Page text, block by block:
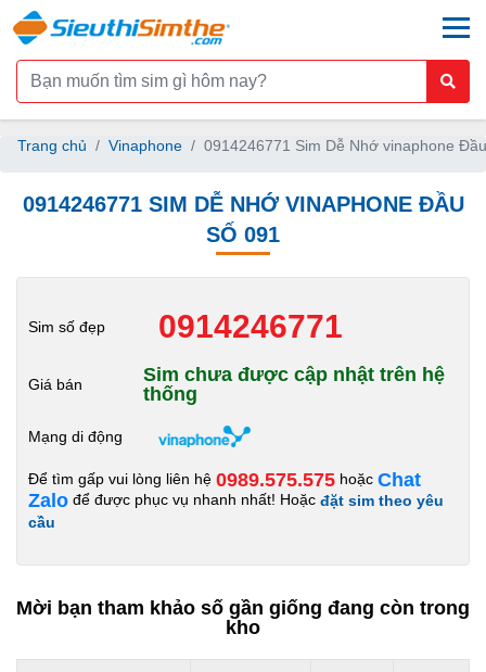
Trang chủ Vinaphone 0914246771 Sim Dễ Nhớ vinaphone
0914246771 SIM DỄ NHỚ VINAPHONE ĐẦU
SỐ 091
Sim số đẹp 0914246771
Giá bán
Sim chưa được cập nhật trên hệ
thống
Mạng di động
Để tìm gấp vui lòng liên hệ 0989.575.575 hoặc Chat
Zalo để được phục vụ nhanh nhất! Hoặc đặt sim theo yêu
cầu
Mời bạn tham khảo số gần giống đang còn trong
kho